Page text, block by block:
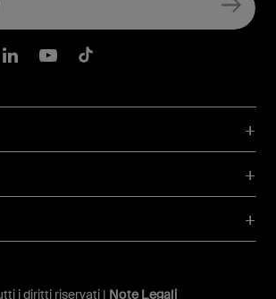
i diritti riservati | Note Legali
Facebook
Instagram
Belkin LinkedIn
Belkin Youtube
Belkin TikTok